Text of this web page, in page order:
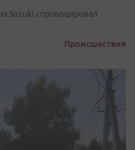
Suzuki спровоцировал
Происшествия